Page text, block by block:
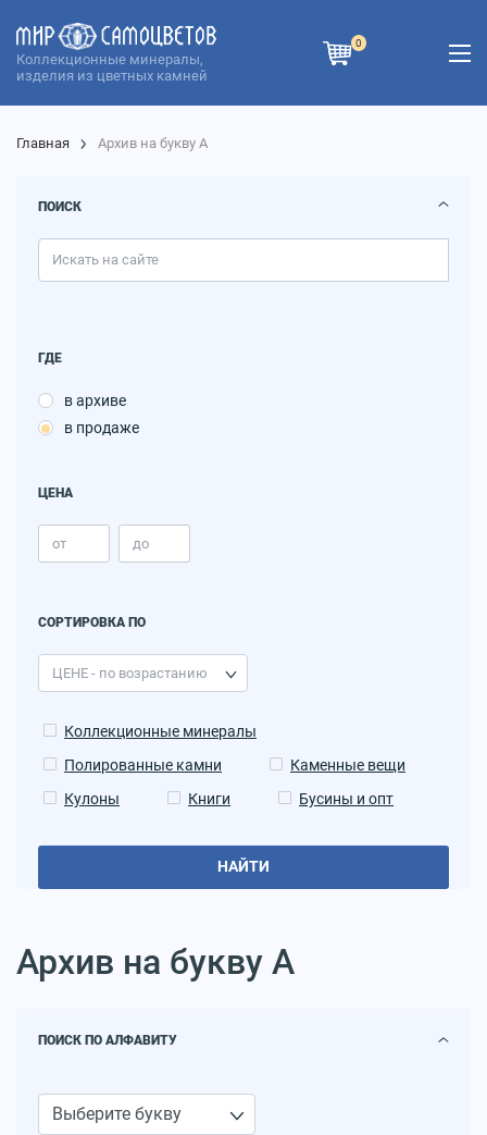
Коллекционные минералы,
изделия из цветных камней
0
Главная Архив на букву А
ПОИСК
ГДЕ
в архиве
в продаже
ЦЕНА
СОРТИРОВКА ПО
Коллекционные минералы
Полированные камни
Каменные вещи
Кулоны
Книги Бусины и опт
НАЙТИ
Архив на букву А
ПОИСК ПО АЛФАВИТУ